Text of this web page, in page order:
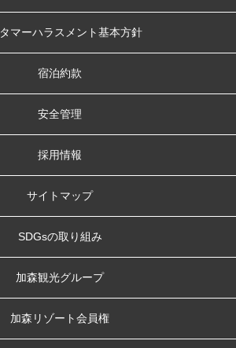
マーハラスメント基本方針
宿泊約款
安全管理
採用情報
サイトマップ
SDGsの取り組み
加森観光グループ
加森リゾート会員権